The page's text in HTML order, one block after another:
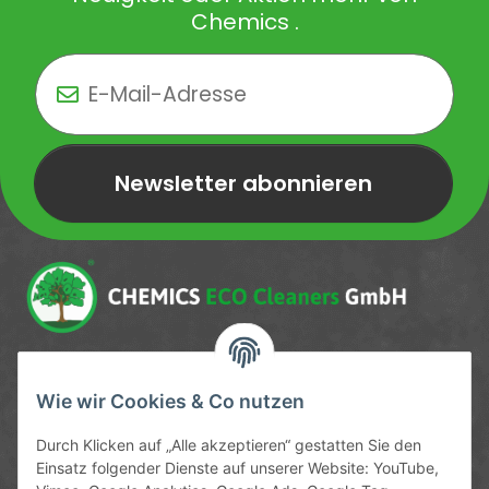
Wie wir Cookies & Co nutzen
Durch Klicken auf „Alle akzeptieren“ gestatten Sie den
Einsatz folgender Dienste auf unserer Website: YouTube,
Chemics .
Newsletter abonnieren
Newsletter Newsletter abonnieren
Service-Hotline
09372 / 70 80 90
Mo-Fr, 09:00-12:00 | 13:00-17:00 Uhr